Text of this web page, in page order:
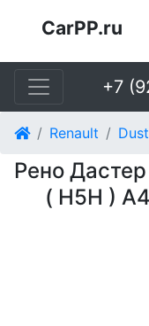
CarPP.ru
+7
Renault
Рено
( Н5Н )